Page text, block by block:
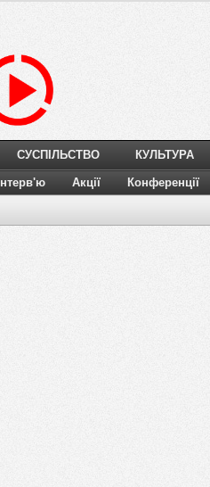
СУСПІЛЬСТВО КУЛЬТУРА
Інтерв'ю Акції Конференції